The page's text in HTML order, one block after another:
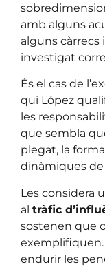
amb alguns
alguns càrrecs
investigat
És el cas de
qui López
les
que sembla
plegat, la
dinàmiques de
Les considera
al tràfic
sostenen que
exemplifiquen.
endurir les